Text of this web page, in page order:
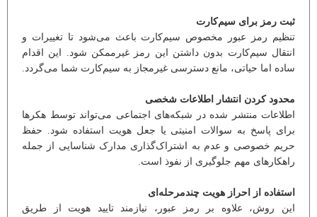
ثبت رمز برای سیم‌کارت
تنظیم رمز عبور مخصوص سیم‌کارت باعث می‌شود تا تغییرات و
انتقال سیم‌کارت بدون داشتن این رمز غیرممکن شود. این اقدام
ساده اما حیاتی، مانع دسترسی غیرمجاز به سیم‌کارت شما می‌گردد.
محدود کردن انتشار اطلاعات شخصی
اطلاعات منتشر شده در شبکه‌های اجتماعی می‌تواند توسط هکرها
برای پاسخ به سوالات امنیتی یا جعل هویت استفاده شود. حفظ
حریم خصوصی و عدم به اشتراک‌گذاری مدارک شناسایی از جمله
راهکارهای مهم جلوگیری از نفوذ است.
استفاده از احراز هویت چندمرحله‌ای
این روش، علاوه بر رمز عبور، نیازمند تایید هویت از طریق